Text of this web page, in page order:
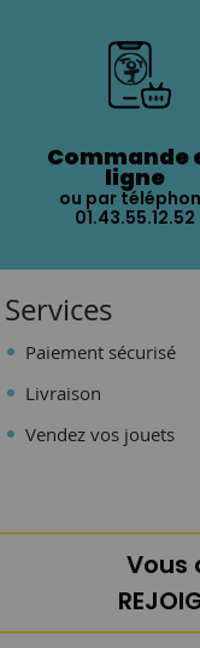
Commande
ligne
ou par
01.43.55.12.52
Services
Paiement sécurisé
Livraison
Vendez vos jouets
Vous